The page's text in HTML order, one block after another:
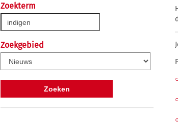
Zoekterm
Zoekgebied